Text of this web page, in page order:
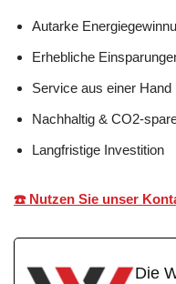
Autarke
Erhebliche
Service aus einer Hand
Nachhaltig & CO2-
Langfristige Investition
☎️ Nutzen Sie unser
Die